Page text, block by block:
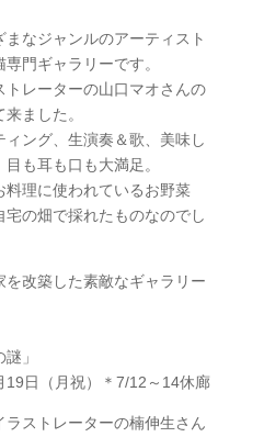
なジャンルのアーティスト
門ギャラリーです。
トレーターの山口マオさんの
ました。
ング、生演奏＆歌、美味し
も耳も口も大満足。
料理に使われているお野菜
の畑で採れたものなのでし
改築した素敵なギャラリー
」
19日（月祝）＊7/12～14休廊
ストレーターの楠伸生さん